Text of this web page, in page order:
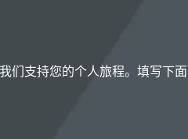
们支持您的个人旅程。填写下面